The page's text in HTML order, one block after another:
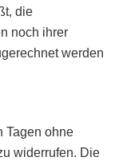
die
noch ihrer
werden
Tagen ohne
widerrufen. Die